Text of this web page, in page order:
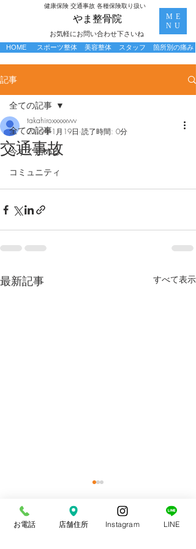
お気軽にお問い合わせ下さいね
​やま整骨院
​健康保険 交通事故 各種保険取り扱い
ME
NU
スポーツ整体 美容整体 箇所別の痛み
HOME スタッフ
記事
全ての記事
今すぐ始める
コミュニティ
全ての記事
交通事故
takahiroxxxxxvvv
2019年1月19日 読了時間: 0分
最新記事 すべて表示
コメント
お電話 店舗住所 Instagram LINE